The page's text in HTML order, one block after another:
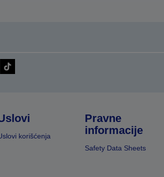
korišćenja
Pravne
informacije
Safety Data Sheets